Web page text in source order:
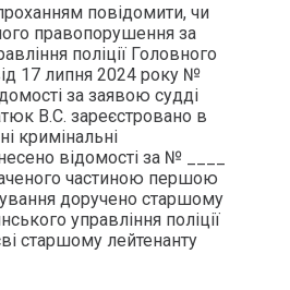
повідомити, чи
правопорушення за
поліції Головного
17 липня 2024 року №
за заявою судді
В.С. зареєстровано в
кримінальні
відомості за № ____
частиною першою
доручено старшому
управління поліції
старшому лейтенанту